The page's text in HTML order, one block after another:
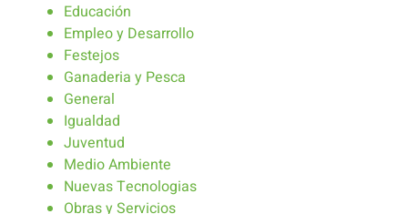
Educación
Empleo y Desarrollo
Festejos
Ganaderia y Pesca
General
Igualdad
Juventud
Medio Ambiente
Nuevas Tecnologias
Obras y Servicios